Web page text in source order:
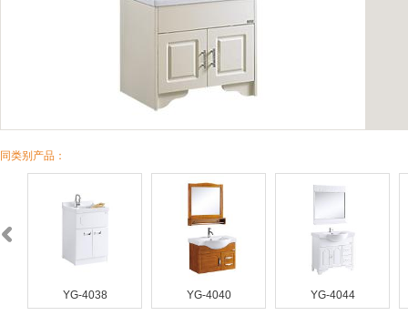
同类别产品：
YG-4038 YG-4040 YG-4044